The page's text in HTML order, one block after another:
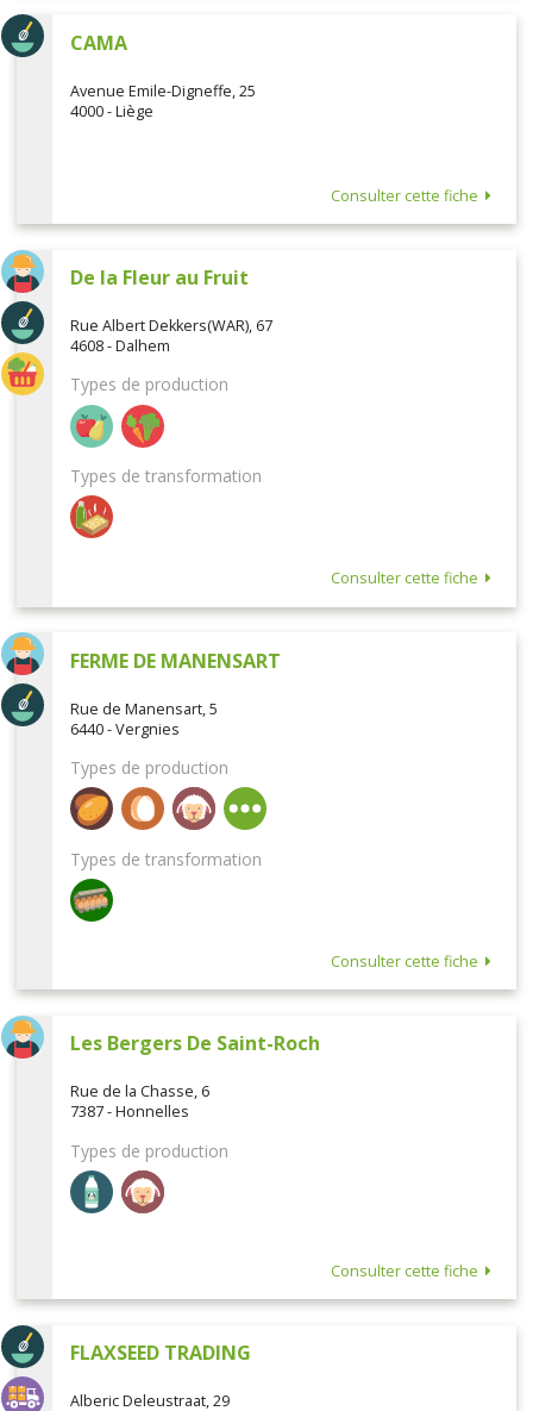
CAMA
Avenue Emile-Digneffe, 25
4000 - Liège
Consulter cette fiche
De la Fleur au Fruit
Rue Albert Dekkers(WAR), 67
4608 - Dalhem
Types de production
Types de transformation
Consulter cette fiche
FERME DE MANENSART
Rue de Manensart, 5
6440 - Vergnies
Types de production
Types de transformation
Consulter cette fiche
Les Bergers De Saint-Roch
Rue de la Chasse, 6
7387 - Honnelles
Types de production
Consulter cette fiche
FLAXSEED TRADING
Alberic Deleustraat, 29